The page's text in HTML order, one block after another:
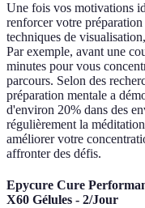
Une fois vos motivations
renforcer votre
techniques de
Par exemple, avant une
minutes pour vous
parcours. Selon des
préparation mentale a
d'environ 20% dans des
régulièrement la
améliorer votre
affronter des défis.
Epycure Cure
X60 Gélules - 2/Jour